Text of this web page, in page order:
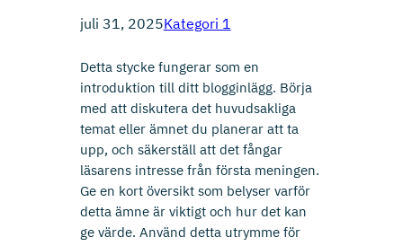
juli 31, 2025Kategori 1
Detta stycke fungerar som en
introduktion till ditt blogginlägg. Börja
med att diskutera det huvudsakliga
temat eller ämnet du planerar att ta
upp, och säkerställ att det fångar
läsarens intresse från första meningen.
Ge en kort översikt som belyser varför
detta ämne är viktigt och hur det kan
ge värde. Använd detta utrymme för